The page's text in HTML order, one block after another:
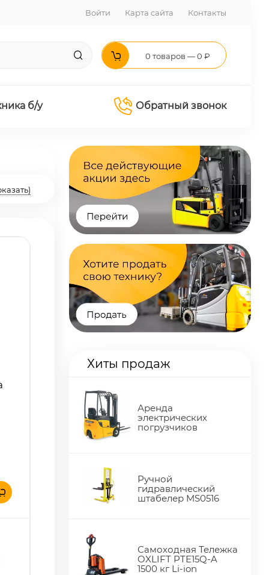
Войти Карта сайта Контакты
0 товаров — 0 ₽
б/у Обратный звонок
Хиты продаж
Аренда
электрических
погрузчиков
Ручной
гидравлический
штабелер MS0516
Самоходная Тележка
OXLIFT PTE15Q-A
1500 кг Li-ion